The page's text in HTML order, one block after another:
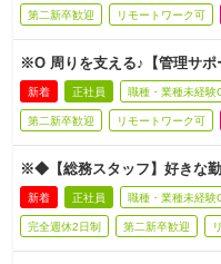
第二新卒歓迎 リモートワーク可
※O 周りを支える♪【管理サ
新着 正社員 職種・業種未経験
第二新卒歓迎 リモートワーク可
※◆【総務スタッフ】好きな
新着 正社員 職種・業種未経験
完全週休2日制 第二新卒歓迎